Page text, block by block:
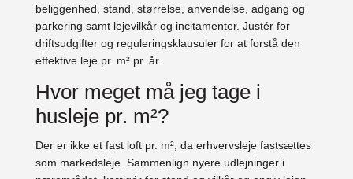
beliggenhed, stand, størrelse, anvendelse, adgang og
parkering samt lejevilkår og incitamenter. Justér for
driftsudgifter og reguleringsklausuler for at forstå den
effektive leje pr. m² pr. år.
Hvor meget må jeg tage i
husleje pr. m²?
Der er ikke et fast loft pr. m², da erhvervsleje fastsættes
som markedsleje. Sammenlign nyere udlejninger i